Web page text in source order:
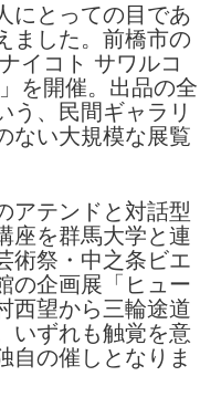
にとっての目であ
ました。前橋市の
イコト サワルコ
を開催。出品の全
う、民間ギャラリ
ない大規模な展覧
アテンドと対話型
座を群馬大学と連
術祭・中之条ビエ
の企画展「ヒュー
西望から三輪途道
いずれも触覚を意
自の催しとなりま